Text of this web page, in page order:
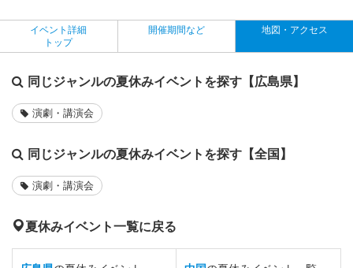
イベント詳細
トップ
開催期間など 地図・アクセス
同じジャンルの夏休みイベントを探す【広島県】
演劇・講演会
同じジャンルの夏休みイベントを探す【全国】
演劇・講演会
夏休みイベント一覧に戻る